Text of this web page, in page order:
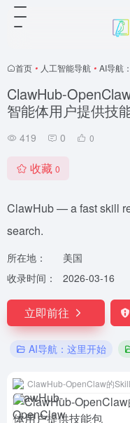
首页 • 人工智能导航 • AI导航
ClawHub-
智能体用户提供技
419 0 0
收藏 0
ClawHub — a fast skill
search.
所在地：
美国
收录时间：
2026-03-16
立即前往
AI导航：这里开始
ClawHub-OpenClaw的